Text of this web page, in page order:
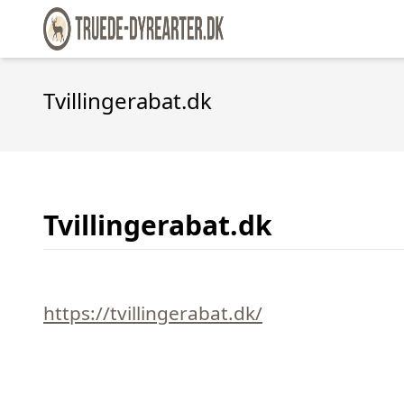
Tvillingerabat.dk
Tvillingerabat.dk
https://tvillingerabat.dk/